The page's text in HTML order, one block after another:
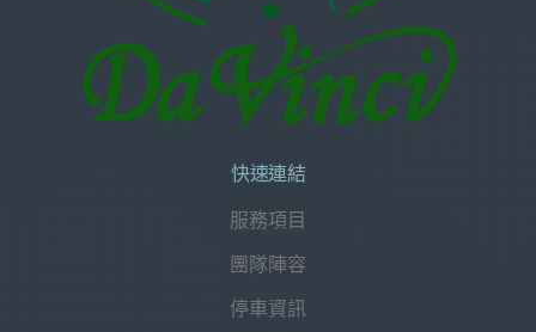
快速連結
服務項目
團隊陣容
停車資訊